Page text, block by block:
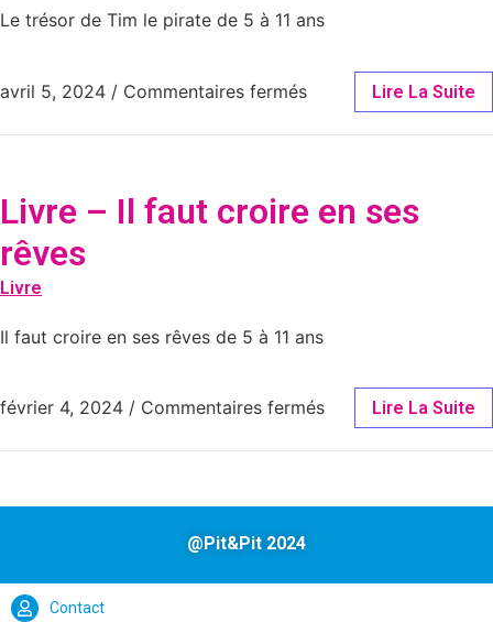
Le trésor de Tim le pirate de 5 à 11 ans
avril 5, 2024 / Commentaires fermés Lire La Suite
Livre – Il faut croire en ses
rêves
Livre
Il faut croire en ses rêves de 5 à 11 ans
février 4, 2024 / Commentaires fermés Lire La Suite
@Pit&Pit 2024
Contact